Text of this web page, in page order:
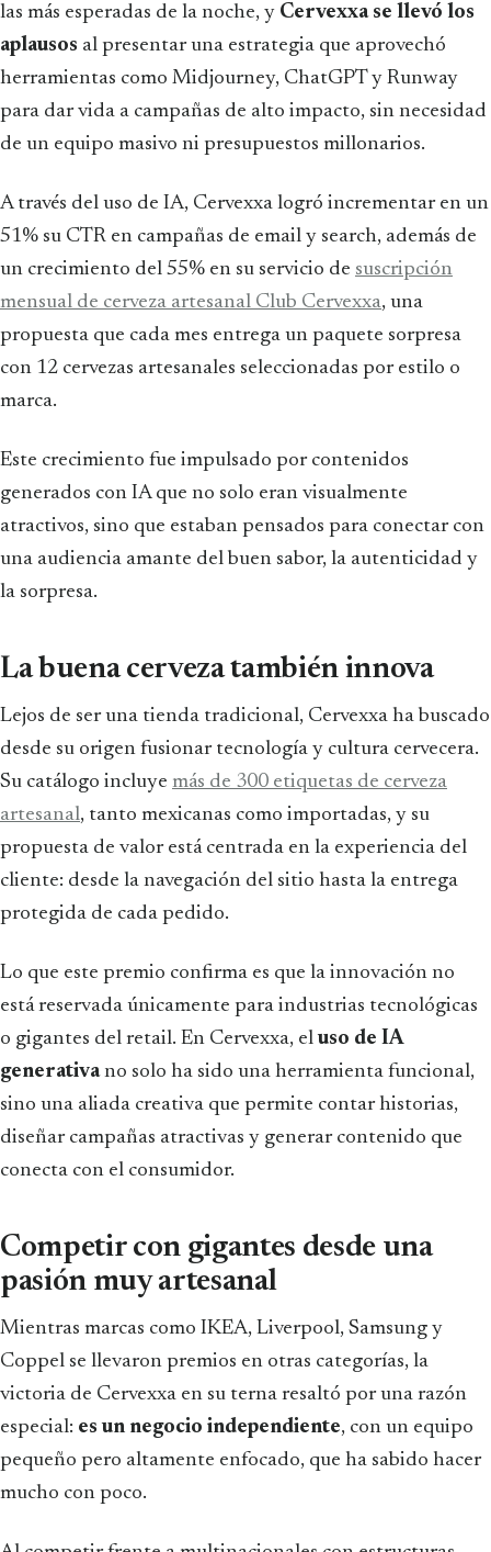
las más esperadas de la noche, y Cervexxa se llevó los
aplausos al presentar una estrategia que aprovechó
herramientas como Midjourney, ChatGPT y Runway
para dar vida a campañas de alto impacto, sin necesidad
de un equipo masivo ni presupuestos millonarios.
A través del uso de IA, Cervexxa logró incrementar en un
51% su CTR en campañas de email y search, además de
un crecimiento del 55% en su servicio de suscripción
mensual de cerveza artesanal Club Cervexxa, una
propuesta que cada mes entrega un paquete sorpresa
con 12 cervezas artesanales seleccionadas por estilo o
marca.
Este crecimiento fue impulsado por contenidos
generados con IA que no solo eran visualmente
atractivos, sino que estaban pensados para conectar con
una audiencia amante del buen sabor, la autenticidad y
la sorpresa.
La buena cerveza también innova
Lejos de ser una tienda tradicional, Cervexxa ha buscado
desde su origen fusionar tecnología y cultura cervecera.
Su catálogo incluye más de 300 etiquetas de cerveza
artesanal, tanto mexicanas como importadas, y su
propuesta de valor está centrada en la experiencia del
cliente: desde la navegación del sitio hasta la entrega
protegida de cada pedido.
Lo que este premio confirma es que la innovación no
está reservada únicamente para industrias tecnológicas
o gigantes del retail. En Cervexxa, eluso de IA
generativano solo ha sido una herramienta funcional,
sino una aliada creativa que permite contar historias,
diseñar campañas atractivas y generar contenido que
conecta con el consumidor.
Competir con gigantes desde una
pasión muy artesanal
Mientras marcas como IKEA, Liverpool, Samsung y
Coppel se llevaron premios en otras categorías, la
victoria de Cervexxa en su terna resaltó por una razón
especial: es un negocio independiente, con un equipo
pequeño pero altamente enfocado, que ha sabido hacer
mucho con poco.